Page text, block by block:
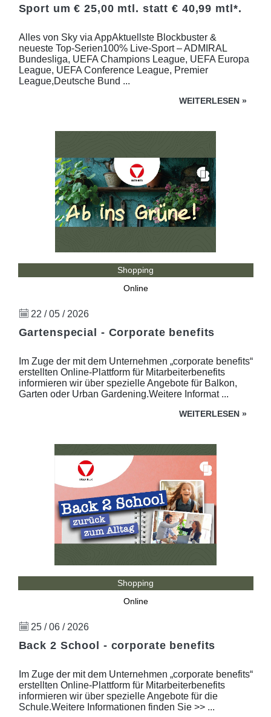
Sport um € 25,00 mtl. statt € 40,99 mtl*.
Alles von Sky via AppAktuellste Blockbuster &
neueste Top-Serien100% Live-Sport – ADMIRAL
Bundesliga, UEFA Champions League, UEFA Europa
League, UEFA Conference League, Premier
League,Deutsche Bund ...
WEITERLESEN »
Shopping
Online
22 / 05 / 2026
Gartenspecial - Corporate benefits
Im Zuge der mit dem Unternehmen „corporate benefits“
erstellten Online-Plattform für Mitarbeiterbenefits
informieren wir über spezielle Angebote für Balkon,
Garten oder Urban Gardening.Weitere Informat ...
WEITERLESEN »
Shopping
Online
25 / 06 / 2026
Back 2 School - corporate benefits
Im Zuge der mit dem Unternehmen „corporate benefits“
erstellten Online-Plattform für Mitarbeiterbenefits
informieren wir über spezielle Angebote für die
Schule.Weitere Informationen finden Sie >> ...